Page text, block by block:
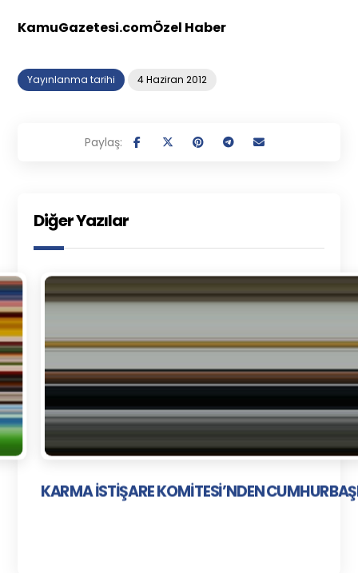
KamuGazetesi.comÖzel Haber
Yayınlanma tarihi 4 Haziran 2012
Diğer Yazılar
KARMA İSTİŞARE KOMİTESİ’NDEN